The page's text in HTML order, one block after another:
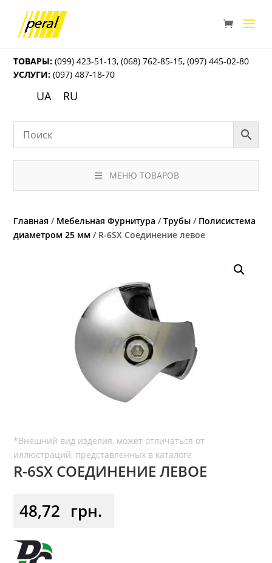
ТОВАРЫ: (099) 423-51-13,(068) 762-85-15,(097) 445-02-80
УСЛУГИ: (097) 487-18-70
UA RU
МЕНЮ ТОВАРОВ
Главная / Мебельная Фурнитура /Трубы / Полисистема
диаметром 25 мм / R-6SX Соединение левое
R-6SX СОЕДИНЕНИЕ ЛЕВОЕ
48,72 грн.